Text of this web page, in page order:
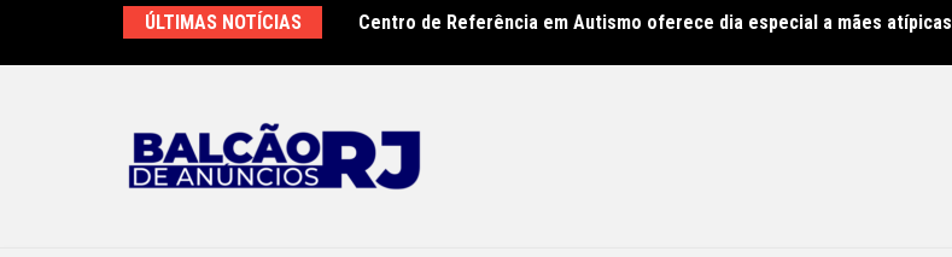
o
ÚLTIMAS NOTÍCIAS
do Rio Innovation Week 2026
Centro de Referência em Autismo oferece dia especial a mães atípicas